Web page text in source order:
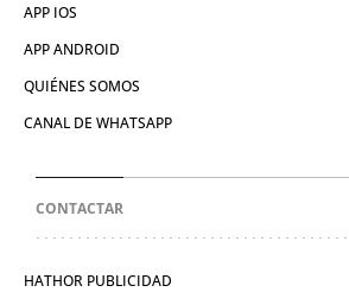
APP IOS
APP ANDROID
QUIÉNES SOMOS
CANAL DE WHATSAPP
CONTACTAR
HATHOR PUBLICIDAD